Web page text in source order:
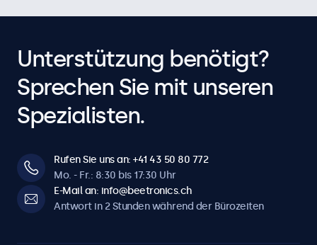
Unterstützung benötigt?
Sprechen Sie mit unseren
Spezialisten.
Rufen Sie uns an: +41 43 50 80 772
Mo. - Fr.: 8:30 bis 17:30 Uhr
E-Mail an: info@beetronics.ch
Antwort in 2 Stunden während der Bürozeiten